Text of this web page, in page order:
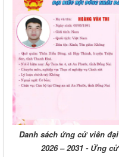
Danh sách ứng cử viên
2026 – 2031 - Ứng